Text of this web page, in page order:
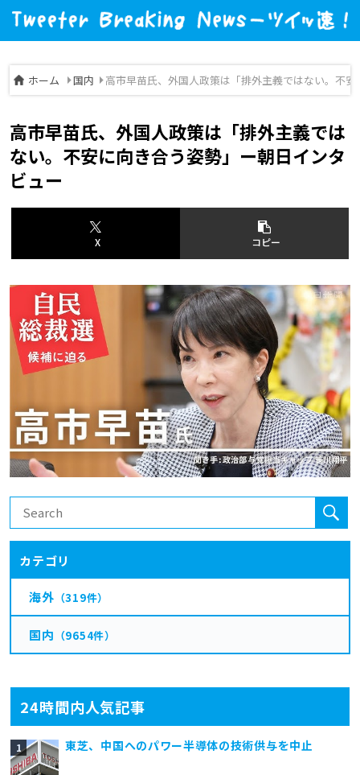
ホーム 国内 高市早苗氏、外国人政策は「排外主義ではない。不
24時間内人気記事
東芝、中国へのパワー半導体の技術供与を中止
高市早苗氏、外国人政策は「排外主義では
ない。不安に向き合う姿勢」ー朝日インタ
ビュー
X コピー
カテゴリ
海外 （319件）
国内 （9654件）